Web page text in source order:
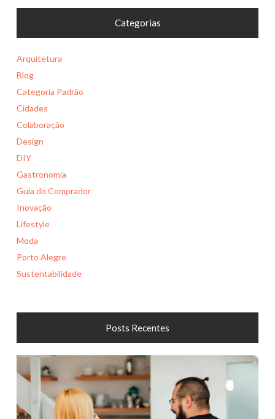
Categorias
Arquitetura
Blog
Categoria Padrão
Cidades
Colaboração
Design
DIY
Gastronomia
Guia do Comprador
Inovação
Lifestyle
Moda
Porto Alegre
Sustentabilidade
Posts Recentes